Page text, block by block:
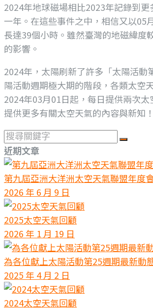
2024年地球磁場相比2023年記錄到
一年。在這些事件之中，相信又以05
長達39個小時。雖然臺灣的地磁緯度
的影響。
2024年，太陽刷新了許多「太陽活
陽活動週期極大期的階段，各類太空
2024年03月01日起，每日提供兩次
提供更多有關太空天氣的內容與新知！
搜
尋
關
鍵
字
近期文章
第九屆亞洲大洋洲太空天氣聯盟年度
2026 年 6 月 9 日
2025太空天氣回顧
2026 年 1 月 19 日
為各位獻上太陽活動第25週期最新動
2025 年 4 月 2 日
2024太空天氣回顧